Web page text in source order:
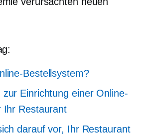
Bestellsystem?
zur Einrichtung einer Online-
Ihr Restaurant
darauf vor, Ihr Restaurant